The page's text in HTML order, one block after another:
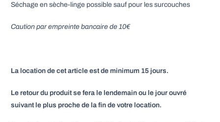
Séchage en sèche-linge possible sauf pour les surcouches
Caution par empreinte bancaire de 10€
La location de cet article est de minimum 15 jours.
Le retour du produit se fera le lendemain ou le jour ouvré
suivant le plus proche de la fin de votre location.